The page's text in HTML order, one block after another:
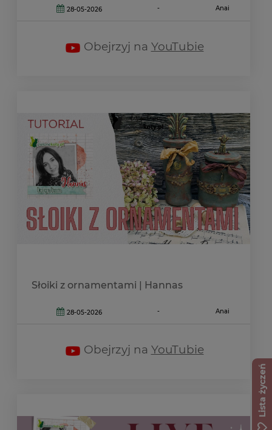
28-05-2026 - Anai
Obejrzyj na YouTubie
Słoiki z ornamentami | Hannas
28-05-2026 - Anai
Obejrzyj na YouTubie
Lista życzeń